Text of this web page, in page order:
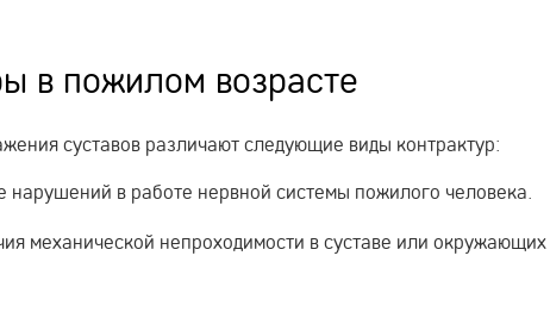
в пожилом возрасте
суставов различают следующие виды контрактур:
нарушений в работе нервной системы пожилого человека.
механической непроходимости в суставе или окружающих